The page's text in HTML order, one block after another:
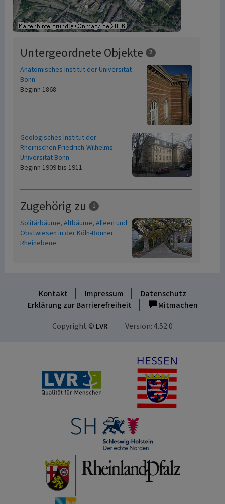
Untergeordnete Objekte 2
Anatomisches Institut der Universität
Bonn
Beginn 1868
Geologisches Institut der
Rheinischen Friedrich-Wilhelms
Universität Bonn
Beginn 1909 bis 1911
Zugehörig zu 1
Solitärbäume, Altbäume, Alleen und
Obstwiesen in der Köln-Bonner
Rheinebene
Kontakt Impressum
Datenschutz
Erklärung zur Barrierefreiheit
Mitmachen
Copyright © LVR Version: 4.52.0